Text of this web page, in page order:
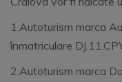
1.Autoturism marca
înmatriculare
2.Autoturism marca